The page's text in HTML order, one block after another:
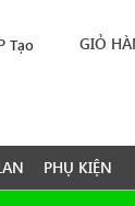
Tạo
GIỎ
PHỤ KIỆN